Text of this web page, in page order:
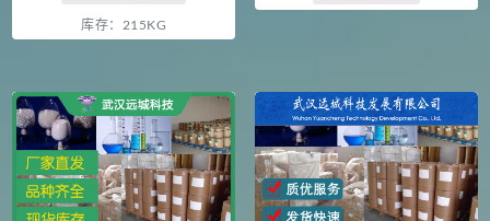
库存：215KG